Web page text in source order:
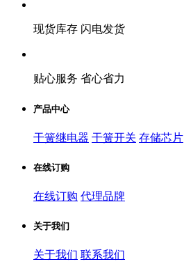
现货库存 闪电发货
贴心服务 省心省力
产品中心
干簧继电器 干簧开关 存储芯片
在线订购
在线订购 代理品牌
关于我们
关于我们 联系我们